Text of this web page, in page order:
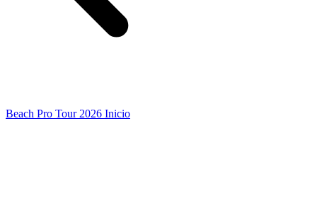
Beach Pro Tour 2026 Inicio